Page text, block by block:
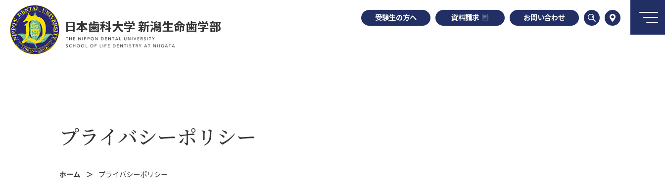
日本歯科大学 新潟生命歯学部
受験生の方へ 資料請求 お問い合わせ
プライバシーポリシー
ホーム プライバシーポリシー